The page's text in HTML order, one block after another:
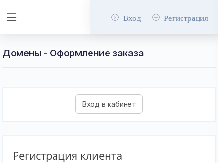
Вход Регистрация
Домены - Оформление заказа
Регистрация клиента